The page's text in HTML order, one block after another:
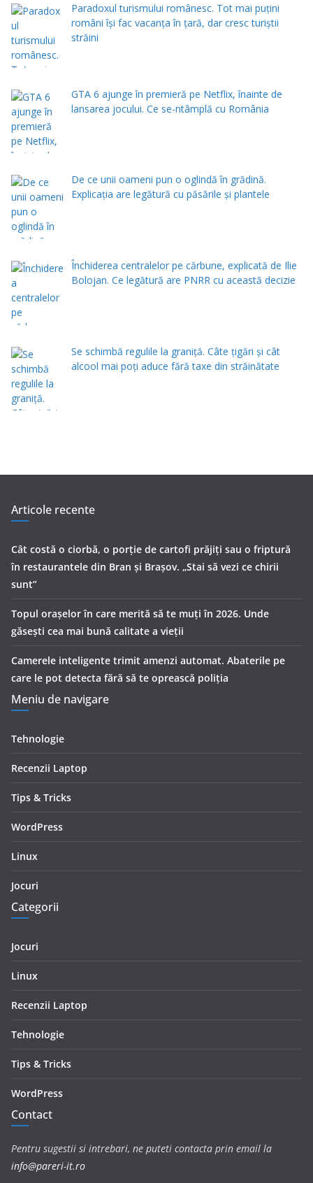
Paradoxul turismului românesc. Tot mai puțini
români își fac vacanța în țară, dar cresc turiștii
străini
GTA 6 ajunge în premieră pe Netflix, înainte de
lansarea jocului. Ce se-ntâmplă cu România
De ce unii oameni pun o oglindă în grădină.
Explicația are legătură cu păsările și plantele
Închiderea centralelor pe cărbune, explicată de Ilie
Bolojan. Ce legătură are PNRR cu această decizie
Se schimbă regulile la graniță. Câte țigări și cât
alcool mai poți aduce fără taxe din străinătate
Articole recente
Cât costă o ciorbă, o porţie de cartofi prăjiţi sau o friptură
în restaurantele din Bran şi Braşov. „Stai să vezi ce chirii
sunt”
Topul orașelor în care merită să te muți în 2026. Unde
găsești cea mai bună calitate a vieții
Camerele inteligente trimit amenzi automat. Abaterile pe
care le pot detecta fără să te oprească poliția
Meniu de navigare
Tehnologie
Recenzii Laptop
Tips & Tricks
WordPress
Linux
Jocuri
Categorii
Jocuri
Linux
Recenzii Laptop
Tehnologie
Tips & Tricks
WordPress
Contact
Pentru sugestii si intrebari, ne puteti contacta prin email la
info@pareri-it.ro